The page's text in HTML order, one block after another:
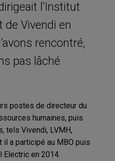
l’Institut
Vivendi en
rencontré,
pas lâché
postes de directeur du
humaines, puis
tels Vivendi, LVMH,
il a participé au MBO puis
Electric en 2014.